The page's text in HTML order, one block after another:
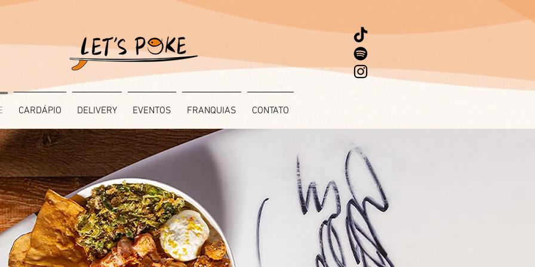
CARDÁPIO DELIVERY EVENTOS FRANQUIAS CONTATO